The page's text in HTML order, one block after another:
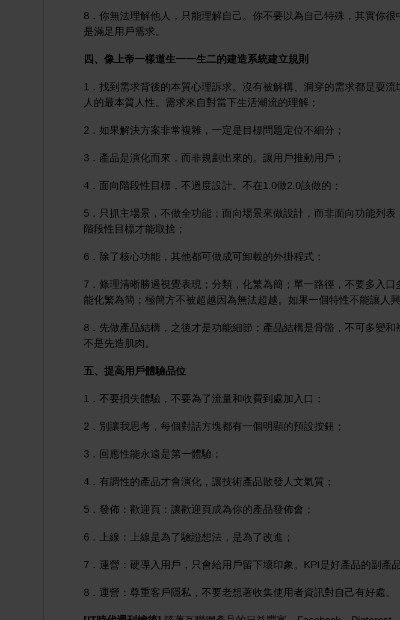
8．你無法理解他人，只能理解自己。你不要以為自己特殊，其實你
是滿足用戶需求。
四、像上帝一樣道生一一生二的建造系統建立規則
1．找到需求背後的本質心理訴求。沒有被解構、洞穿的需求都是耍流
人的最本質人性。需求來自對當下生活潮流的理解；
2．如果解決方案非常複雜，一定是目標問題定位不細分；
3．產品是演化而來，而非規劃出來的。讓用戶推動用戶；
4．面向階段性目標，不過度設計。不在1.0做2.0該做的；
5．只抓主場景，不做全功能；面向場景來做設計，而非面向功能列表
階段性目標才能取捨；
6．除了核心功能，其他都可做成可卸載的外掛程式；
7．條理清晰勝過視覺表現；分類，化繁為簡；單一路徑，不要多入
能化繁為簡；極簡方不被超越因為無法超越。如果一個特性不能讓人
8．先做產品結構，之後才是功能細節；產品結構是骨骼，不可多變
不是先造肌肉。
五、提高用戶體驗品位
1．不要損失體驗，不要為了流量和收費到處加入口；
2．別讓我思考，每個對話方塊都有一個明顯的預設按鈕；
3．回應性能永遠是第一體驗；
4．有調性的產品才會演化，讓技術產品散發人文氣質；
5．發佈：歡迎頁：讓歡迎頁成為你的產品發佈會；
6．上線：上線是為了驗證想法，是為了改進；
7．運營：硬導入用戶，只會給用戶留下壞印象。KPI是好產品的副產
8．運營：尊重客戶隱私，不要老想著收集使用者資訊對自己有好處。